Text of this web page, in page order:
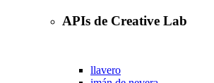
APIs de Creative Lab
llavero